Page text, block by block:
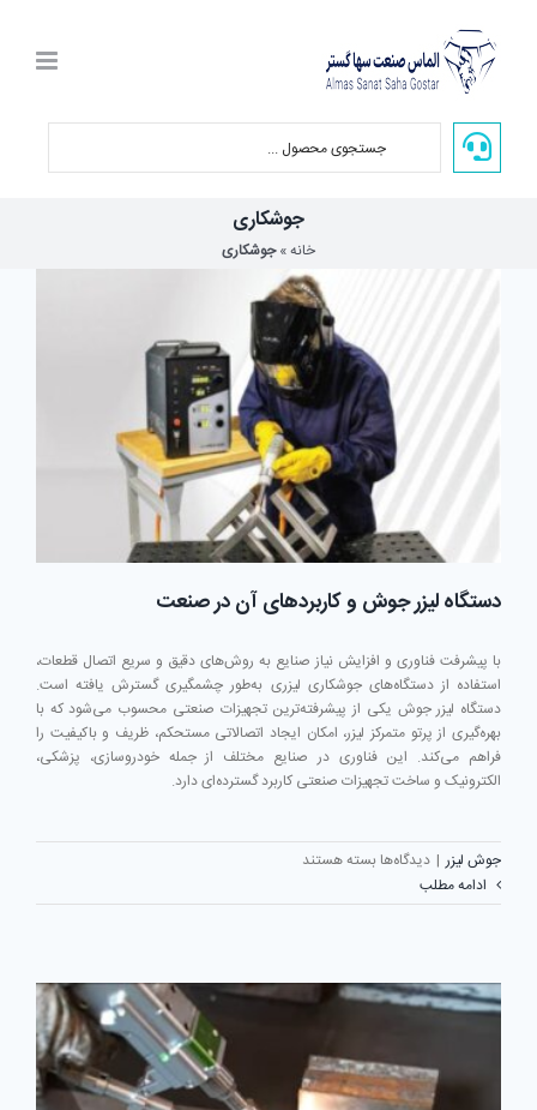
content
جوشکاری
خانه»جوشکاری
دستگاه لیزر جوش و کاربردهای آن در صنعت
با پیشرفت فناوری و افزایش نیاز صنایع به روش‌های دقیق و سریع اتصال قطعات،
استفاده از دستگاه‌های جوشکاری لیزری به‌طور چشمگیری گسترش یافته است.
دستگاه لیزر جوش یکی از پیشرفته‌ترین تجهیزات صنعتی محسوب می‌شود که با
بهره‌گیری از پرتو متمرکز لیزر، امکان ایجاد اتصالاتی مستحکم، ظریف و باکیفیت را
فراهم می‌کند. این فناوری در صنایع مختلف از جمله خودروسازی، پزشکی،
الکترونیک و ساخت تجهیزات صنعتی کاربرد گسترده‌ای دارد.
جوش لیزر | دیدگاه‌ها برای
لیزر
کاربردهای
آن
بسته هستند
ادامه مطلب